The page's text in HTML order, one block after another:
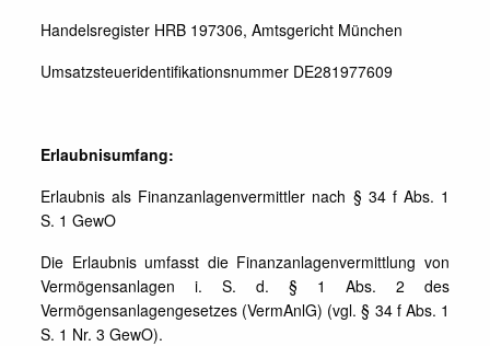
Handelsregister HRB 197306, Amtsgericht München
Umsatzsteueridentifikationsnummer DE281977609
Erlaubnisumfang:
Erlaubnis als Finanzanlagenvermittler nach § 34 f Abs. 1
S. 1 GewO
Die Erlaubnis umfasst die Finanzanlagenvermittlung von
Vermögensanlagen i. S. d. § 1 Abs. 2 des
Vermögensanlagengesetzes (VermAnlG) (vgl. § 34 f Abs. 1
S. 1 Nr. 3 GewO).